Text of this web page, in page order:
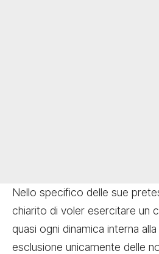
Nello specifico delle sue
chiarito di voler esercitare un
quasi ogni dinamica interna
esclusione unicamente delle